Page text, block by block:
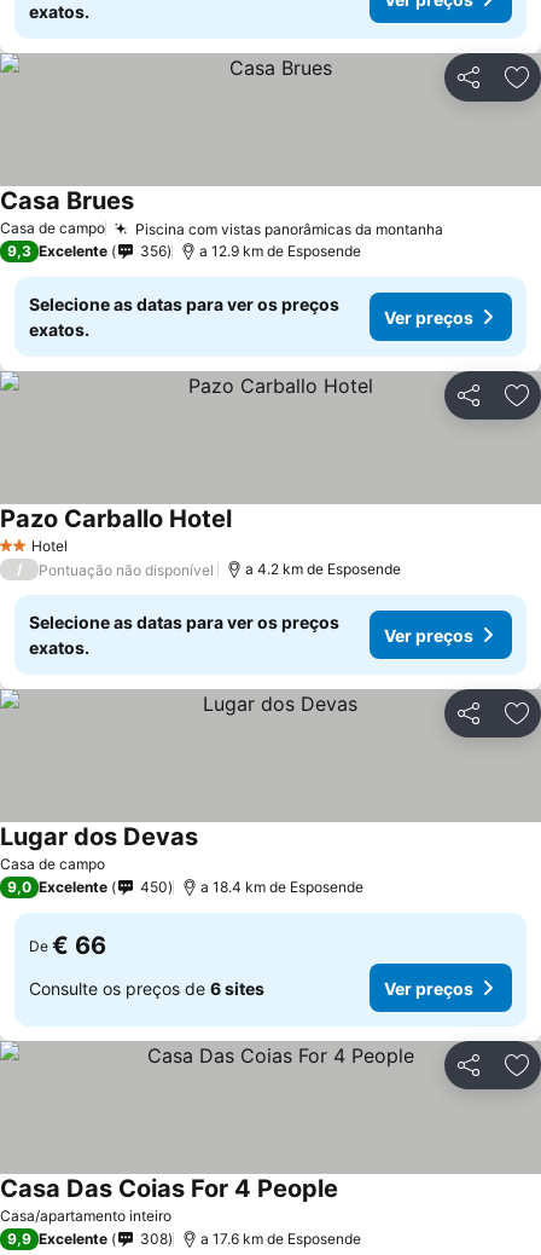
exatos.
Partilhar
Casa de campo Piscina com vistas panorâmicas da montanha
Casa Brues
9,3 Excelente 356 a 12.9 km de Esposende
Selecione as datas para ver os preços
exatos.
Ver preços
Partilhar
2 Estrelas
Hotel
Pazo Carballo Hotel
/ Pontuação não disponível a 4.2 km de Esposende
Selecione as datas para ver os preços
exatos.
Ver preços
Partilhar
Casa de campo
Lugar dos Devas
9,0 Excelente 450 a 18.4 km de Esposende
De € 66
Consulte os preços de 6 sites Ver preços
Partilhar
Casa/apartamento inteiro
Casa Das Coias For 4 People
9,9 Excelente 308 a 17.6 km de Esposende